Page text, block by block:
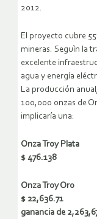
2012.
El proyecto cubre
mineras. Seguìn la
excelente
agua y energía
La producción
100,000 onzas de
implicaría una:
Onza Troy Plata
$ 476.138
Onza Troy Oro
$ 22,636.71
ganancia de